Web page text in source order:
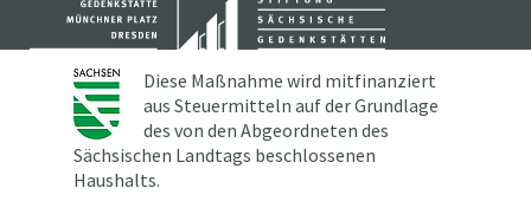
Diese Maßnahme wird mitfinanziert
aus Steuermitteln auf der Grundlage
des von den Abgeordneten des
Sächsischen Landtags beschlossenen
Haushalts.